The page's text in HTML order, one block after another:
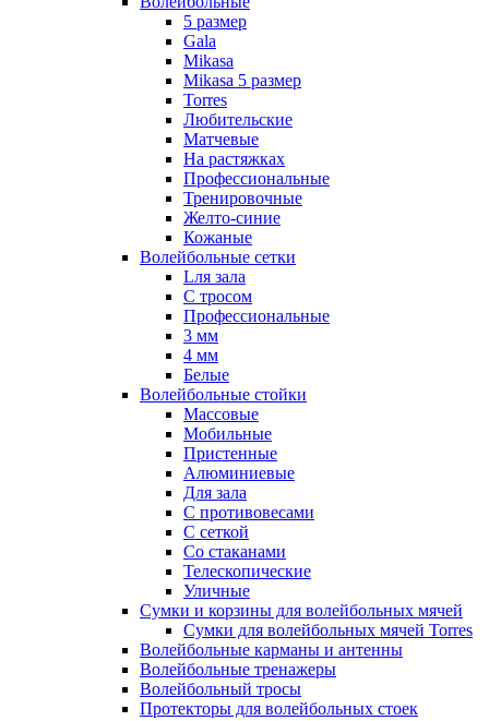
5 размер
Gala
Mikasa
Mikasa 5 размер
Torres
Любительские
Матчевые
На растяжках
Профессиональные
Тренировочные
Желто-синие
Кожаные
Волейбольные сетки
Lля зала
C тросом
Профессиональные
3 мм
4 мм
Белые
Волейбольные стойки
Массовые
Мобильные
Пристенные
Алюминиевые
Для зала
С противовесами
С сеткой
Со стаканами
Телескопические
Уличные
Сумки и корзины для волейбольных мячей
Сумки для волейбольных мячей Torres
Волейбольные карманы и антенны
Волейбольные тренажеры
Волейбольный тросы
Протекторы для волейбольных стоек